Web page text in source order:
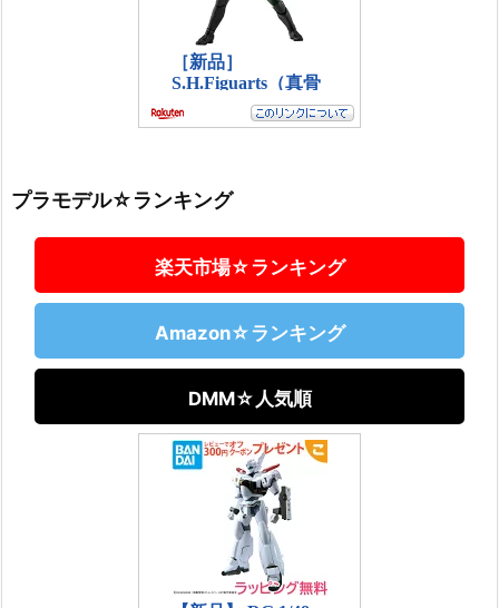
プラモデル☆ランキング
楽天市場☆ランキング
Amazon☆ランキング
DMM☆人気順